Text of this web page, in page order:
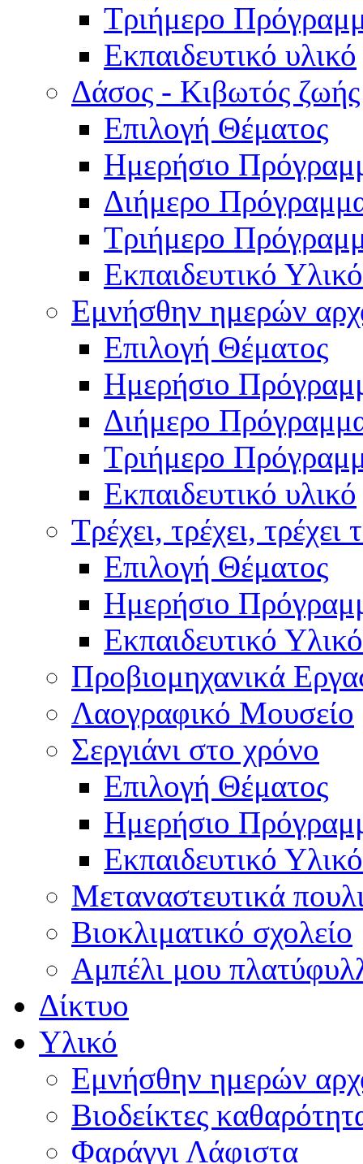
Τριήμερο
Εκπαιδευτικό υλικό
Δάσος - Κιβωτός ζωής
Επιλογή Θέματος
Ημερήσιο
Διήμερο
Τριήμερο
Εκπαιδευτικό Υλικό
Εμνήσθην ημερών
Επιλογή Θέματος
Ημερήσιο
Διήμερο
Τριήμερο
Εκπαιδευτικό υλικό
Τρέχει, τρέχει, τρέχει
Επιλογή Θέματος
Ημερήσιο
Εκπαιδευτικό Υλικό
Προβιομηχανικά
Λαογραφικό Μουσείο
Σεργιάνι στο χρόνο
Επιλογή Θέματος
Ημερήσιο
Εκπαιδευτικό Υλικό
Μεταναστευτικά
Βιοκλιματικό σχολείο
Αμπέλι μου
Δίκτυο
Υλικό
Εμνήσθην ημερών
Βιοδείκτες
Φαράγγι Λάφιστα